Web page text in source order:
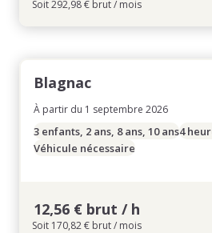
Soit 292,98 € brut / mois
Blagnac
À partir du 1 septembre 2026
3 enfants, 2 ans, 8 ans, 10 ans4
Véhicule nécessaire
12,56 € brut / h
Soit 170,82 € brut / mois